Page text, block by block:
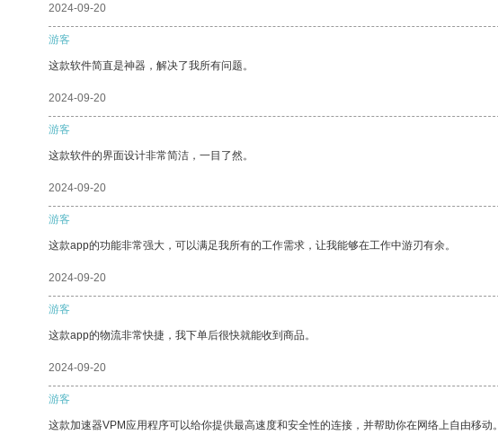
2024-09-20
游客
这款软件简直是神器，解决了我所有问题。
2024-09-20
游客
这款软件的界面设计非常简洁，一目了然。
2024-09-20
游客
这款app的功能非常强大，可以满足我所有的工作需求，让我能够在工作中游刃有余。
2024-09-20
游客
这款app的物流非常快捷，我下单后很快就能收到商品。
2024-09-20
游客
这款加速器VPM应用程序可以给你提供最高速度和安全性的连接，并帮助你在网络上自由移动。